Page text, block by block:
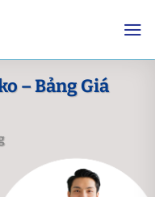
– Bảng Giá